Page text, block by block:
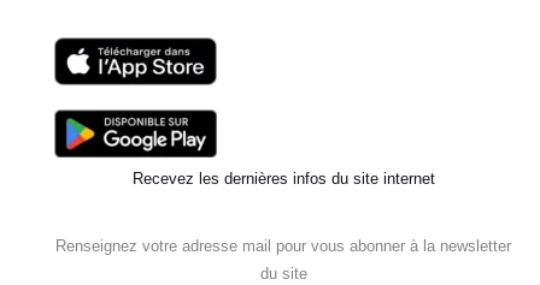
Recevez les dernières infos du site internet
Renseignez votre adresse mail pour vous abonner à la newsletter
du site